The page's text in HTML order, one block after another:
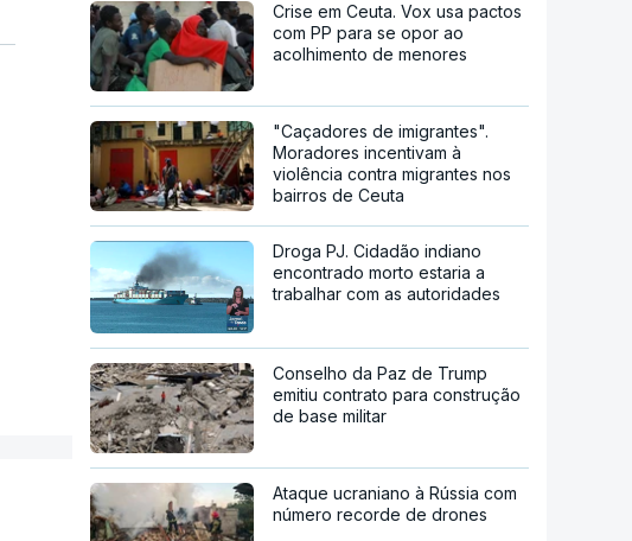
Crise em Ceuta. Vox usa pactos
com PP para se opor ao
acolhimento de menores
"Caçadores de imigrantes".
Moradores incentivam à
violência contra migrantes nos
bairros de Ceuta
Droga PJ. Cidadão indiano
encontrado morto estaria a
trabalhar com as autoridades
Conselho da Paz de Trump
emitiu contrato para construção
de base militar
Ataque ucraniano à Rússia com
número recorde de drones